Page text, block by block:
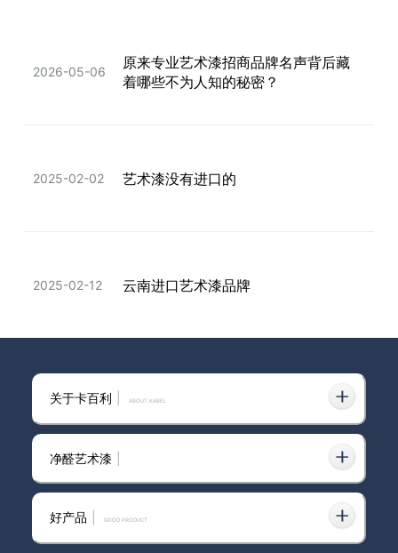
2024-12-19
2024最热艺术漆：范洛雅晶与蛋壳
光，硬核对比看这里！
2025-08-29
卡百利12环顶配服务🔷重塑行业服务
标杆
2026-05-06
原来专业艺术漆招商品牌名声背后藏
着哪些不为人知的秘密？
2025-02-02 艺术漆没有进口的
2025-02-12 云南进口艺术漆品牌
2025-01-30
2025-02-21 安徽进口艺术漆推荐
关于卡百利 ABOUT KABEL
净醛艺术漆
好产品 GOOD PRODUCT